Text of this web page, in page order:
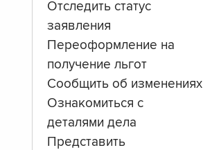
Отследить статус
заявления
Переоформление на
получение льгот
Сообщить об изменениях
Ознакомиться с
деталями дела
Представить